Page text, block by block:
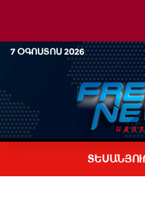
7 ՕԳՈՍՏՈՍ 2026